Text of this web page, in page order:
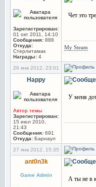
Зарегистрирован:
01 окт 2011, 14:10
Сообщения: 888
Откуда:
Стерлитамак
Награды: 4
Чет это
My Steam
26 янв 2012, 23:01
Happy
Автор темы
Зарегистрирован:
15 июл 2010,
21:43
Сообщения: 691
Откуда: Барнаул
У меня
27 янв 2012, 15:35
ant0n3k
Game Admin
А ты не в